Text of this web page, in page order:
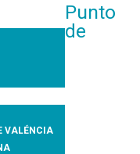
VALÉNCIA
Punto
de